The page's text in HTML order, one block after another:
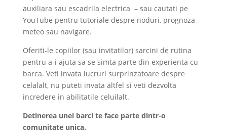
auxiliara sau escadrila electrica – sau cautati pe
YouTube pentru tutoriale despre noduri, prognoza
meteo sau navigare.
Oferiti-le copiilor (sau invitatilor) sarcini de rutina
pentru a-i ajuta sa se simta parte din experienta cu
barca. Veti invata lucruri surprinzatoare despre
celalalt, nu puteti invata altfel si veti dezvolta
incredere in abilitatile celuilalt.
Detinerea unei barci te face parte dintr-o
comunitate unica.